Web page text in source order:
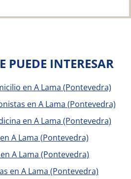
PUEDE INTERESAR
en A Lama (Pontevedra)
en A Lama (Pontevedra)
en A Lama (Pontevedra)
A Lama (Pontevedra)
A Lama (Pontevedra)
en A Lama (Pontevedra)